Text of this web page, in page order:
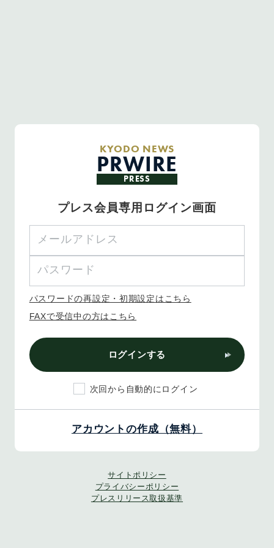
KYODO NEWS
PRWIRE
PRESS
プレス会員専用ログイン画面
パスワードの再設定・初期設定はこちら
FAXで受信中の方はこちら
ログインする
次回から自動的にログイン
アカウントの作成（無料）
サイトポリシー
プライバシーポリシー
プレスリリース取扱基準